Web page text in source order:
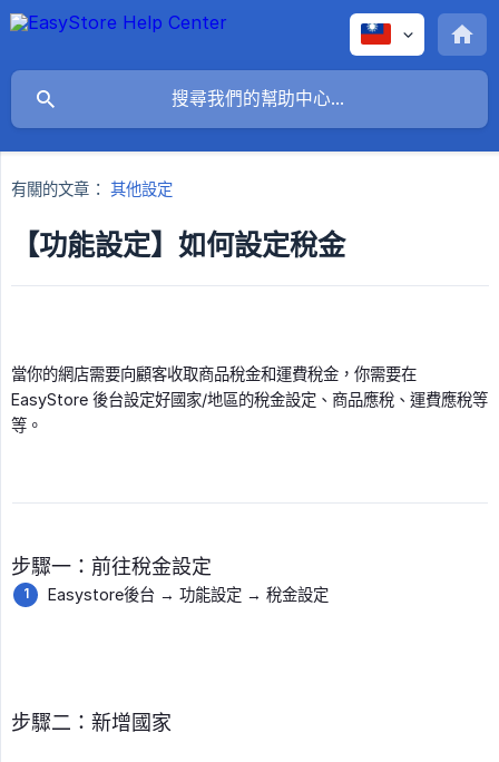
有關的文章： 其他設定
【功能設定】如何設定稅金
當你的網店需要向顧客收取商品稅金和運費稅金，你需要在
EasyStore 後台設定好國家/地區的稅金設定、商品應稅、運費應稅等
等。
步驟一：前往稅金設定
Easystore後台 → 功能設定 → 稅金設定
步驟二：新增國家